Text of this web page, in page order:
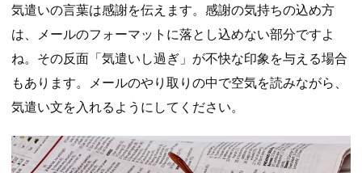
気遣いの言葉は感謝を伝えます。感謝の気持ちの込め方
は、メールのフォーマットに落とし込めない部分ですよ
ね。その反面「気遣いし過ぎ」が不快な印象を与える場合
もあります。メールのやり取りの中で空気を読みながら、
気遣い文を入れるようにしてください。